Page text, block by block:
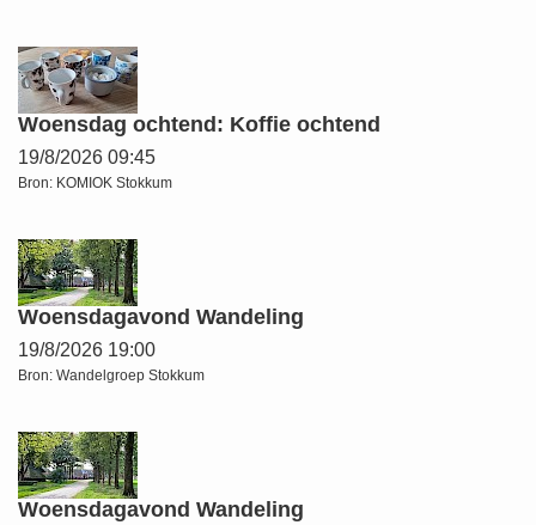
Woensdag ochtend: Koffie ochtend
19/8/2026 09:45
Bron: KOMIOK Stokkum
Woensdagavond Wandeling
19/8/2026 19:00
Bron: Wandelgroep Stokkum
Woensdagavond Wandeling